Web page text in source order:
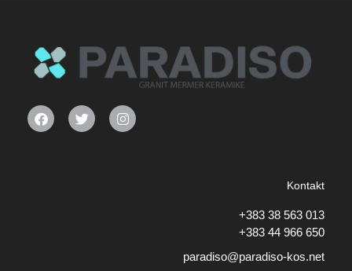
Kontakt
+383 38 563 013
+383 44 966 650
paradiso@paradiso-kos.net